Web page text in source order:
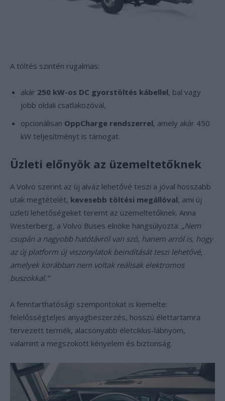
A töltés szintén rugalmas:
akár 250 kW-os DC gyorstöltés kábellel, bal vagy
jobb oldali csatlakozóval,
opcionálisan OppCharge rendszerrel, amely akár 450
kW teljesítményt is támogat.
Üzleti előnyök az üzemeltetőknek
A Volvo szerint az új alváz lehetővé teszi a jóval hosszabb
utak megtételét, kevesebb töltési megállóval, ami új
üzleti lehetőségeket teremt az üzemeltetőknek. Anna
Westerberg, a Volvo Buses elnöke hangsúlyozta: „Nem
csupán a nagyobb hatótávról van szó, hanem arról is, hogy
az új platform új viszonylatok beindítását teszi lehetővé,
amelyek korábban nem voltak reálisak elektromos
buszokkal.”
A fenntarthatósági szempontokat is kiemelte:
felelősségteljes anyagbeszerzés, hosszú élettartamra
tervezett termék, alacsonyabb életciklus-lábnyom,
valamint a megszokott kényelem és biztonság.